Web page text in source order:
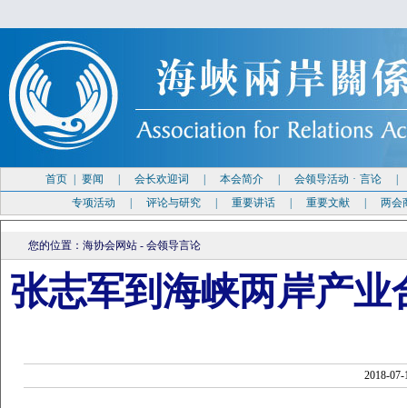
首页 要闻 会长欢迎词 本会简介 会领导活动 · 言论
专项活动
评论与研究 重要讲话 重要文献 两会
您的位置： 海协会网站 - 会领导言论
张志军到海峡两岸产
2018-